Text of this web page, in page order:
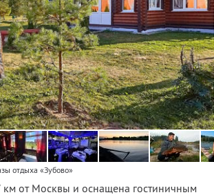
отдыха «Зубово»
км от Москвы и оснащена гостиничным